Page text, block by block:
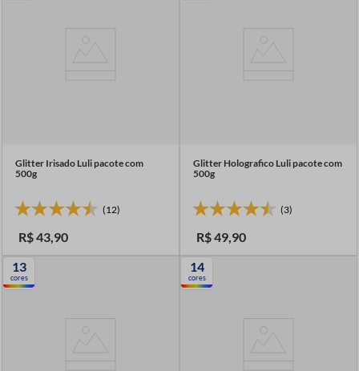
Glitter Irisado Luli pacote com
500g
(12)
R$43,90
Glitter Holografico Luli pacote com
500g
(3)
R$49,90
13
cores
14
cores